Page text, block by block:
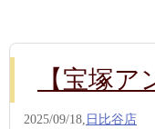
【宝塚ア
2025/09/18, 日比谷店